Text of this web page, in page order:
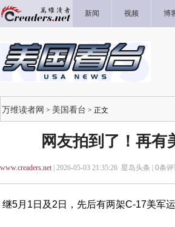
新闻 视频 博
万维读者网 > 美国看台 > 正文
网友拍到了！再有
www.creaders.net| 2026-05-03 21:35:26 星岛头条 | 0条评
继5月1日及2日，先后有两架C-17美军